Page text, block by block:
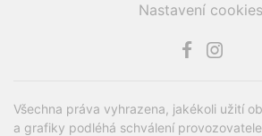
Nastavení cookies
Všechna práva vyhrazena, jakékoli užití
a grafiky podléhá schválení